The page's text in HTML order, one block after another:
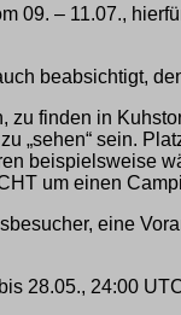
09. – 11.07.,
beabsichtigt,
finden in
„sehen“ sein.
beispielsweise
um einen
eine
28.05., 24:00